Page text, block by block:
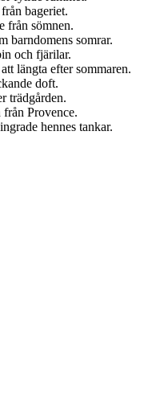
bageriet.
från sömnen.
barndomens somrar.
och fjärilar.
längta efter sommaren.
doft.
trädgården.
Provence.
hennes tankar.